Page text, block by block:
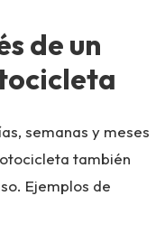
de un
semanas y meses
también
Ejemplos de